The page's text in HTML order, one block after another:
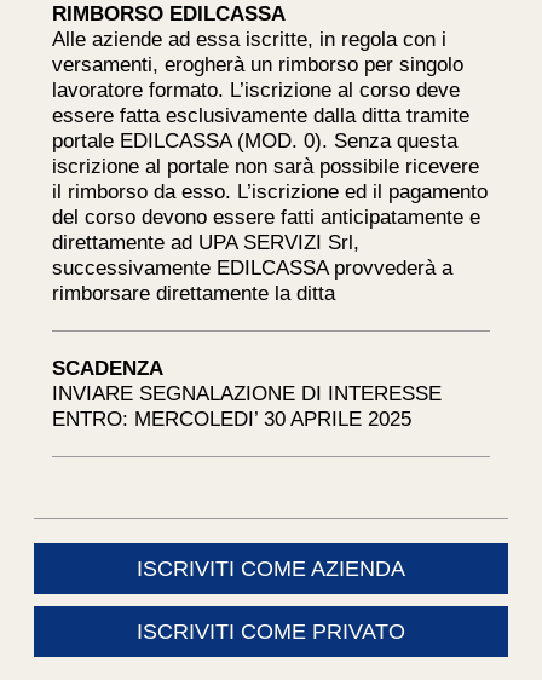
RIMBORSO EDILCASSA
Alle aziende ad essa iscritte, in regola con i
versamenti, erogherà un rimborso per singolo
lavoratore formato. L’iscrizione al corso deve
essere fatta esclusivamente dalla ditta tramite
portale EDILCASSA (MOD. 0). Senza questa
iscrizione al portale non sarà possibile ricevere
il rimborso da esso. L’iscrizione ed il pagamento
del corso devono essere fatti anticipatamente e
direttamente ad UPA SERVIZI Srl,
successivamente EDILCASSA provvederà a
rimborsare direttamente la ditta
SCADENZA
INVIARE SEGNALAZIONE DI INTERESSE
ENTRO: MERCOLEDI’ 30 APRILE 2025
ISCRIVITI COME AZIENDA
ISCRIVITI COME PRIVATO